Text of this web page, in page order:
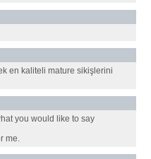
en kaliteli mature sikişlerini
you would like to say
me.